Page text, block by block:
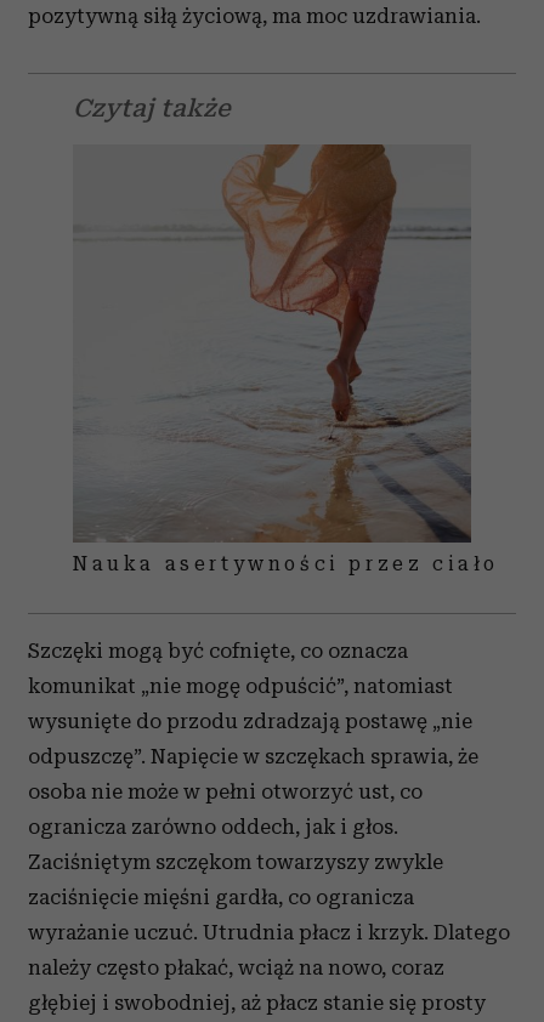
pozytywną siłą życiową, ma moc uzdrawiania.
Czytaj także
Nauka asertywności przez ciało
Szczęki mogą być cofnięte, co oznacza
komunikat „nie mogę odpuścić”, natomiast
wysunięte do przodu zdradzają postawę „nie
odpuszczę”. Napięcie w szczękach sprawia, że
osoba nie może w pełni otworzyć ust, co
ogranicza zarówno oddech, jak i głos.
Zaciśniętym szczękom towarzyszy zwykle
zaciśnięcie mięśni gardła, co ogranicza
wyrażanie uczuć. Utrudnia płacz i krzyk. Dlatego
należy często płakać, wciąż na nowo, coraz
głębiej i swobodniej, aż płacz stanie się prosty